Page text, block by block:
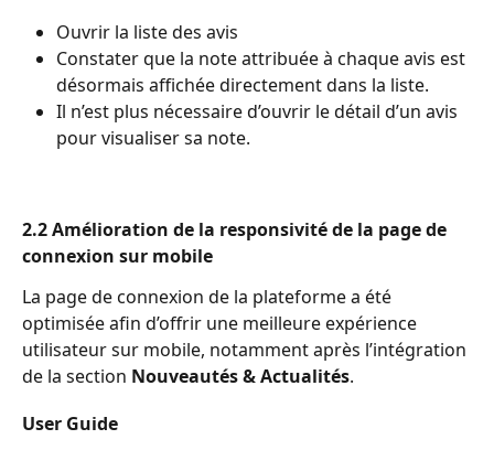
Ouvrir la liste des avis
Constater que la note attribuée à chaque avis est
désormais affichée directement dans la liste.
Il n’est plus nécessaire d’ouvrir le détail d’un avis
pour visualiser sa note.
2.2 Amélioration de la responsivité de la page de
connexion sur mobile
La page de connexion de la plateforme a été
optimisée afin d’offrir une meilleure expérience
utilisateur sur mobile, notamment après l’intégration
de la section Nouveautés & Actualités.
User Guide